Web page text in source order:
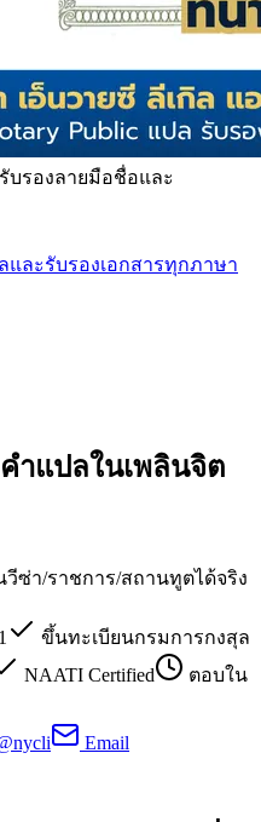
บรองลายมือชื่อและ
และรับรองเอกสารทุกภาษา
ำแปลในเพลินจิต
วีซ่า/ราชการ/สถานทูตได้จริง
ขึ้นทะเบียนกรมการกงสุล
NAATI Certified
ตอบใน
Email